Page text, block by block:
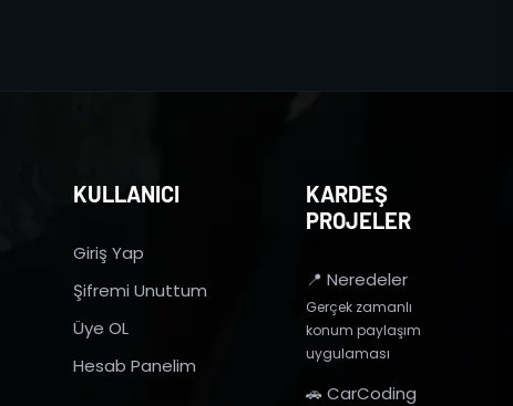
KULLANICI
Giriş Yap
Şifremi Unuttum
Üye OL
Hesab Panelim
KARDEŞ
PROJELER
📍 Neredeler
Gerçek zamanlı
konum paylaşım
uygulaması
🚗 CarCoding